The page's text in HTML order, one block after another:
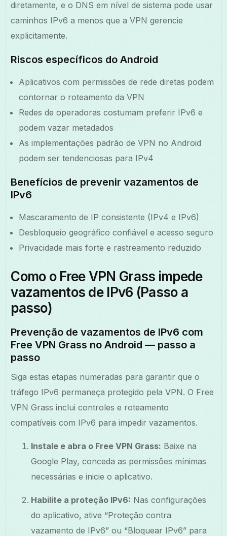
diretamente, e o DNS em nível de sistema pode usar
caminhos IPv6 a menos que a VPN gerencie
explicitamente.
Riscos específicos do Android
Aplicativos com permissões de rede diretas podem
contornar o roteamento da VPN
Redes de operadoras costumam preferir IPv6 e
podem vazar metadados
As implementações padrão de VPN no Android
podem ser tendenciosas para IPv4
Benefícios de prevenir vazamentos de
IPv6
Mascaramento de IP consistente (IPv4 e IPv6)
Desbloqueio geográfico confiável e acesso seguro
Privacidade mais forte e rastreamento reduzido
Como o Free VPN Grass impede
vazamentos de IPv6 (Passo a
passo)
Prevenção de vazamentos de IPv6 com
Free VPN Grass no Android — passo a
passo
Siga estas etapas numeradas para garantir que o
tráfego IPv6 permaneça protegido pela VPN. O Free
VPN Grass inclui controles e roteamento
compatíveis com IPv6 para impedir vazamentos.
Instale e abra o Free VPN Grass: Baixe na
Google Play, conceda as permissões mínimas
necessárias e inicie o aplicativo.
Habilite a proteção IPv6: Nas configurações
do aplicativo, ative “Proteção contra
vazamento de IPv6” ou “Bloquear IPv6” para